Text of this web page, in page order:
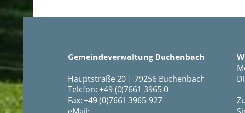
Gemeindeverwaltung Buchenbach
Hauptstraße 20 | 79256 Buchenbach
Telefon: +49 (0)7661 3965-0
Fax: +49 (0)7661 3965-927